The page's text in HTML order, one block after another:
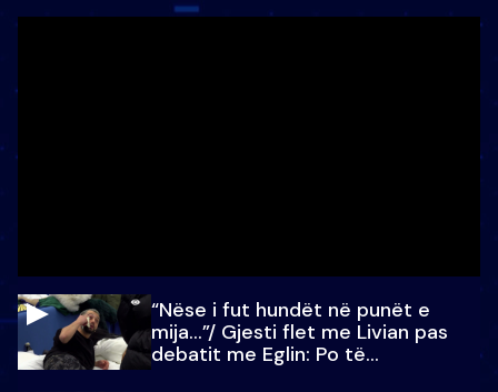
“Nëse i fut hundët në punët e
mija…”/ Gjesti flet me Livian pas
debatit me Eglin: Po të